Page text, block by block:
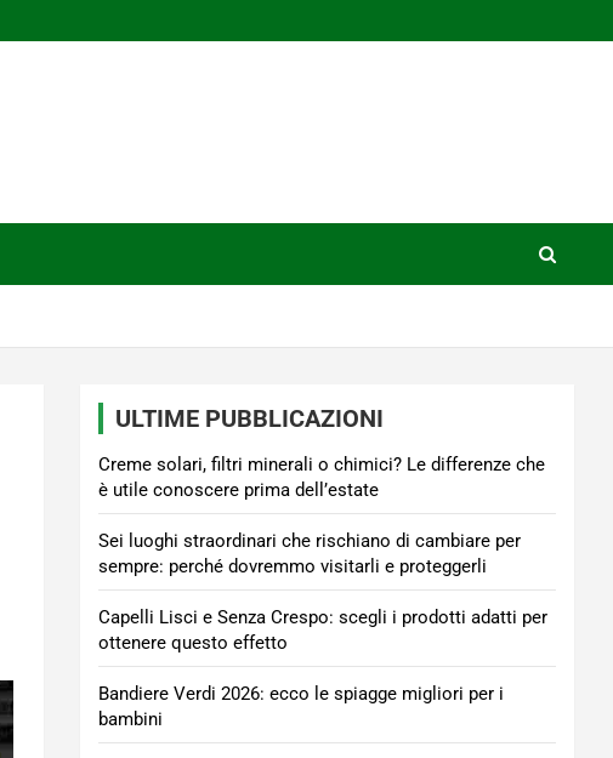
ULTIME PUBBLICAZIONI
Creme solari, filtri minerali o chimici? Le differenze che
è utile conoscere prima dell’estate
Sei luoghi straordinari che rischiano di cambiare per
sempre: perché dovremmo visitarli e proteggerli
Capelli Lisci e Senza Crespo: scegli i prodotti adatti per
ottenere questo effetto
Bandiere Verdi 2026: ecco le spiagge migliori per i
bambini